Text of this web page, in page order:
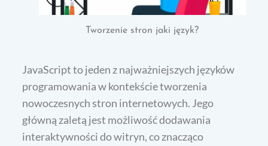
Tworzenie stron jaki język?
JavaScript to jeden z najważniejszych języków
programowania w kontekście tworzenia
nowoczesnych stron internetowych. Jego
główną zaletą jest możliwość dodawania
interaktywności do witryn, co znacząco